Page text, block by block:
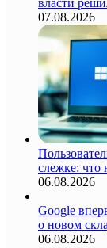
07.08.2026
слежке: что
06.08.2026
Google
о новом
06.08.2026